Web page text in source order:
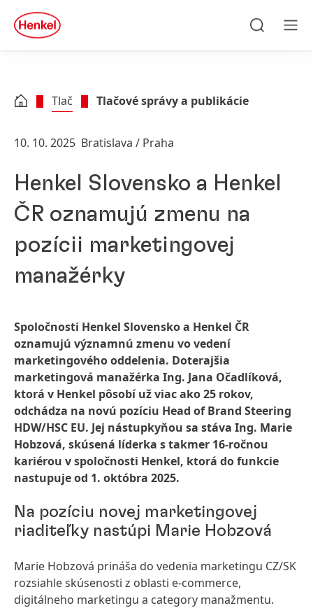
Skip to footer
quick
search
Tlač Tlačové správy a publikácie
10. 10. 2025 Bratislava / Praha
Henkel Slovensko a Henkel
ČR oznamujú zmenu na
pozícii marketingovej
manažérky
Spoločnosti Henkel Slovensko a Henkel ČR
oznamujú významnú zmenu vo vedení
marketingového oddelenia. Doterajšia
marketingová manažérka Ing. Jana Očadlíková,
ktorá v Henkel pôsobí už viac ako 25 rokov,
odchádza na novú pozíciu Head of Brand Steering
HDW/HSC EU. Jej nástupkyňou sa stáva Ing. Marie
Hobzová, skúsená líderka s takmer 16-ročnou
kariérou v spoločnosti Henkel, ktorá do funkcie
nastupuje od 1. októbra 2025.
Na pozíciu novej marketingovej
riaditeľky nastúpi Marie Hobzová
Marie Hobzová prináša do vedenia marketingu CZ/SK
rozsiahle skúsenosti z oblasti e-commerce,
digitálneho marketingu a category manažmentu.